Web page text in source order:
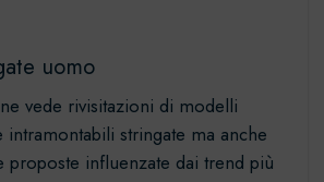
uomo
vede rivisitazioni di modelli
intramontabili stringate ma anche
proposte influenzate dai trend più